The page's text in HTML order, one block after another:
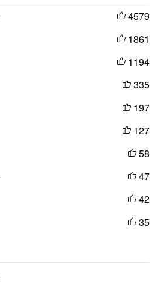
 4579
 1861
 1194
 335
 197
 127
 58
 47
 42
 35